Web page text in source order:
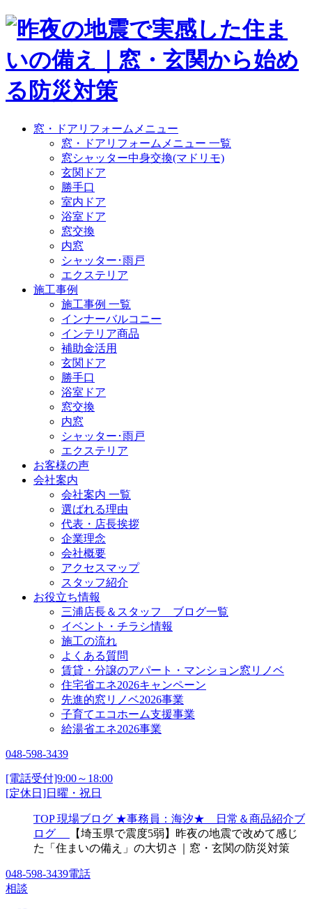
窓・ドアリフォームメニュー
窓・ドアリフォームメニュー 一覧
窓シャッター中身交換(マドリモ)
玄関ドア
勝手口
室内ドア
浴室ドア
窓交換
内窓
シャッター･雨戸
エクステリア
施工事例
施工事例 一覧
インナーバルコニー
インテリア商品
補助金活用
玄関ドア
勝手口
浴室ドア
窓交換
内窓
シャッター･雨戸
エクステリア
お客様の声
会社案内
会社案内 一覧
選ばれる理由
代表・店長挨拶
企業理念
会社概要
アクセスマップ
スタッフ紹介
お役立ち情報
三浦店長＆スタッフ ブログ一覧
イベント・チラシ情報
施工の流れ
よくある質問
賃貸・分譲のアパート・マンション窓リノベ
住宅省エネ2026キャンペーン
先進的窓リノベ2026事業
子育てエコホーム支援事業
給湯省エネ2026事業
048-598-3439
[電話受付]9:00～18:00
[定休日]日曜・祝日
TOP 現場ブログ ★事務員：海汐★ 日常＆商品紹介ブ
ログ
【埼玉県で震度5弱】昨夜の地震で改めて感じ
た「住まいの備え」の大切さ｜窓・玄関の防災対策
048-598-3439電話
相談